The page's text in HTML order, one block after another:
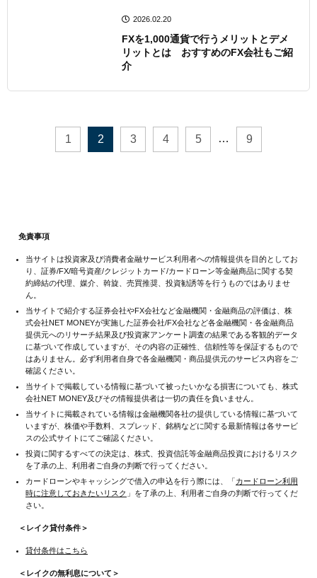
2026.02.20
FXを1,000通貨で行うメリットとデメ
リットとは おすすめのFX会社もご紹
介
1 2 3 4 5 … 9
免責事項
当サイトは投資家及び消費者金融サービス利用者への情報提供を目的としてお
り、証券/FX/暗号資産/クレジットカード/カードローン等金融商品に関する契
約締結の代理、媒介、斡旋、売買推奨、投資勧誘等を行うものではありませ
ん。
当サイトで紹介する証券会社やFX会社など金融機関・金融商品の評価は、株
式会社NET MONEYが実施した証券会社/FX会社など各金融機関・各金融商品
提供元へのリサーチ結果及び投資家アンケート調査の結果である客観的データ
に基づいて作成していますが、その内容の正確性、信頼性等を保証するもので
はありません。必ず利用者自身で各金融機関・商品提供元のサービス内容をご
確認ください。
当サイトで掲載している情報に基づいて被ったいかなる損害についても、株式
会社NET MONEY及びその情報提供者は一切の責任を負いません。
当サイトに掲載されている情報は金融機関各社の提供している情報に基づいて
いますが、株価や手数料、スプレッド、銘柄などに関する最新情報は各サービ
スの公式サイトにてご確認ください。
投資に関するすべての決定は、株式、投資信託等金融商品投資におけるリスク
を了承の上、利用者ご自身の判断で行ってください。
カードローンやキャッシングで借入の申込を行う際には、「カードローン利用
時に注意しておきたいリスク 」を了承の上、利用者ご自身の判断で行ってくだ
さい。
＜レイク貸付条件＞
貸付条件はこちら
＜レイクの無利息について＞